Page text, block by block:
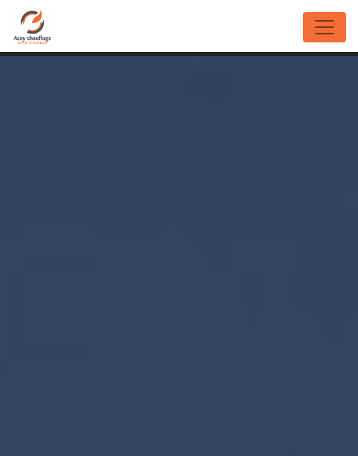
Panneau de gestion des cookies